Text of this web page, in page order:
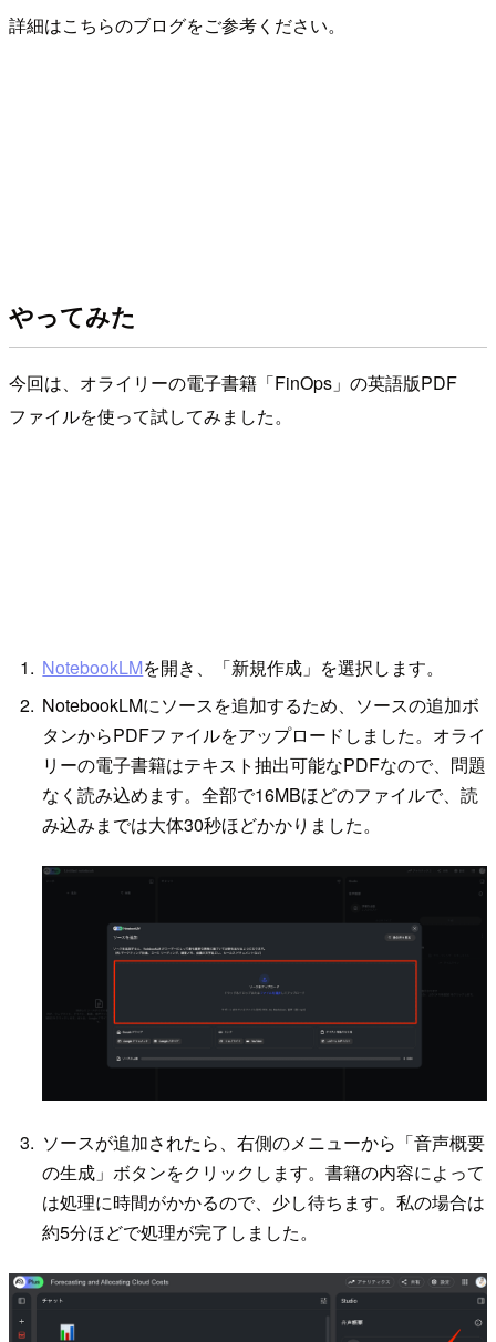
詳細はこちらのブログをご参考ください。
やってみた
今回は、オライリーの電子書籍「FinOps」の英語版PDF
ファイルを使って試してみました。
NotebookLMを開き、「新規作成」を選択します。
NotebookLMにソースを追加するため、ソースの追加ボ
タンからPDFファイルをアップロードしました。オライ
リーの電子書籍はテキスト抽出可能なPDFなので、問題
なく読み込めます。全部で16MBほどのファイルで、読
み込みまでは大体30秒ほどかかりました。
ソースが追加されたら、右側のメニューから「音声概要
の生成」ボタンをクリックします。書籍の内容によって
は処理に時間がかかるので、少し待ちます。私の場合は
約5分ほどで処理が完了しました。